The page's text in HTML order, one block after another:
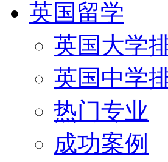
英国留学
英国大学
英国中学
热门专业
成功案例